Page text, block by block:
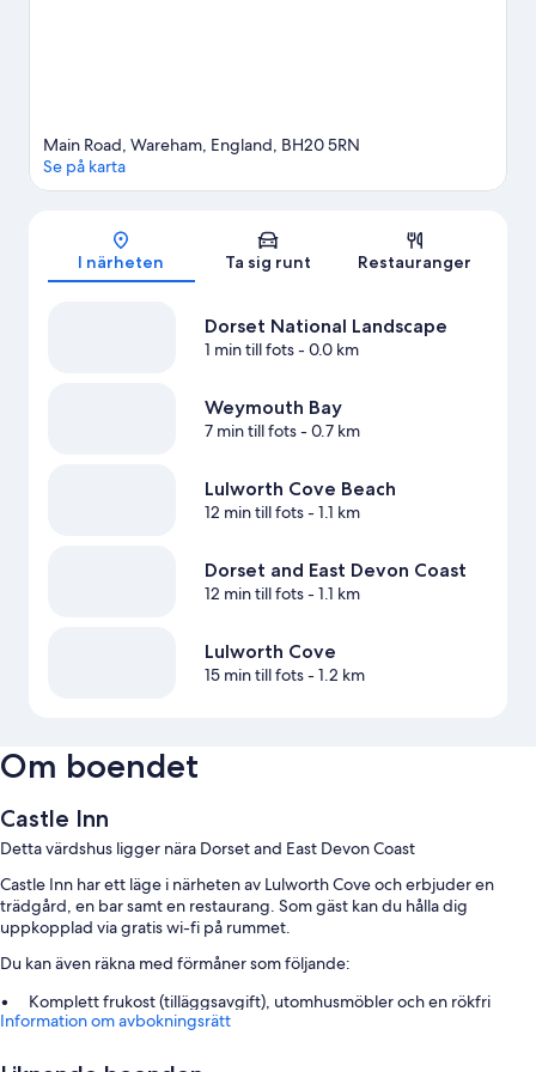
Karta
Main Road, Wareham, England, BH20 5RN
Se på karta
I närheten Ta sig runt Restauranger
Dorset National Landscape
1 min till fots- 0.0 km
Weymouth Bay
7 min till fots- 0.7 km
Lulworth Cove Beach
12 min till fots- 1.1 km
Dorset and East Devon Coast
12 min till fots- 1.1 km
Lulworth Cove
15 min till fots- 1.2 km
Om boendet
Castle Inn
Detta värdshus ligger nära Dorset and East Devon Coast
Castle Inn har ett läge i närheten av Lulworth Cove och erbjuder en
trädgård, en bar samt en restaurang. Som gäst kan du hålla dig
uppkopplad via gratis wi-fi på rummet.
Du kan även räkna med förmåner som följande:
Komplett frukost (tilläggsavgift), utomhusmöbler och en rökfri
anläggning
Information om avbokningsrätt